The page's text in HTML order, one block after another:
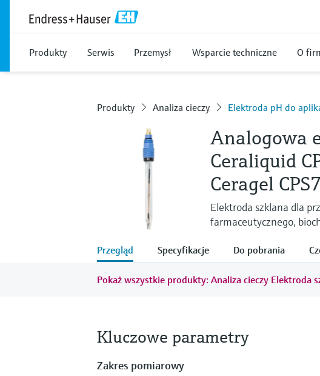
Produkty Serwis Przemysł Wsparcie techniczne O
Produkty Analiza cieczy Elektroda pH do
Analogowa
Ceraliquid
Ceragel
Elektroda szklana dla
farmaceutycznego,
Przegląd Specyfikacje Do pobrania
Pokaż wszystkie produkty: Analiza cieczy Elektroda
Kluczowe parametry
Zakres pomiarowy